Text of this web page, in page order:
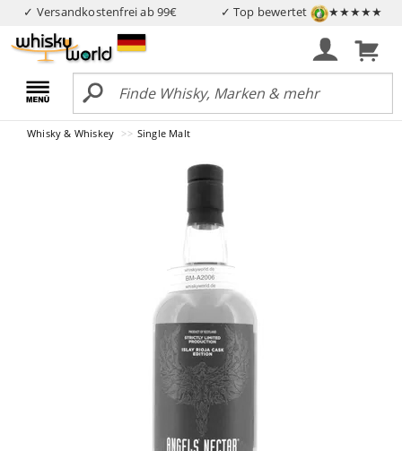
✓ Versandkostenfrei ab 99€ ✓ Top bewertet ★★★★★
Whisky & Whiskey Single Malt